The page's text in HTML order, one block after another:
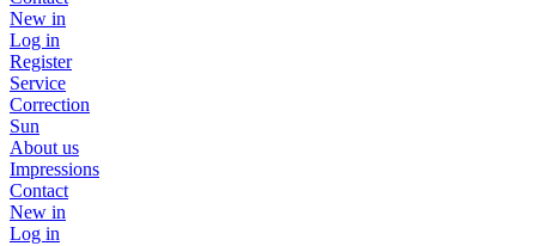
New in
Log in
Register
Service
Correction
Sun
About us
Impressions
Contact
New in
Log in